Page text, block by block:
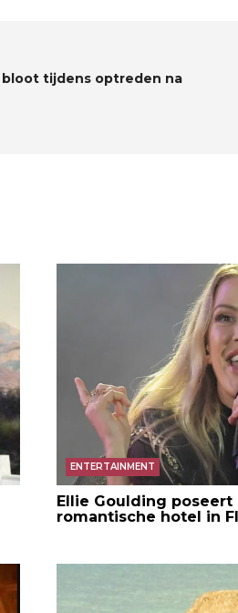
tijdens optreden na
ENTERTAINMENT
Ellie Goulding
romantische hotel in